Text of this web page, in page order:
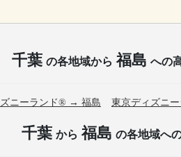
千葉 の各地域から 福島 への
ニーランド® → 福島 東京ディズニ
千葉 から 福島 の各地域へ